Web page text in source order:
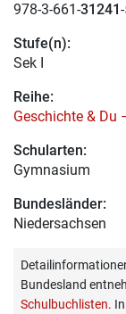
978-3-661-31241
Stufe(n):
Sek I
Reihe:
Geschichte & Du
Schularten:
Gymnasium
Bundesländer:
Niedersachsen
Bundesland
Schulbuchlisten.